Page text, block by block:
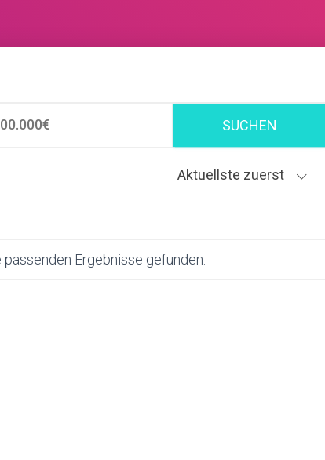
SUCHEN
Aktuellste zuerst
Ergebnisse gefunden.